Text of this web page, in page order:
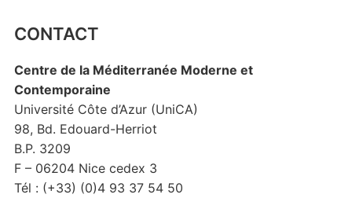
CONTACT
Centre de la Méditerranée Moderne et
Contemporaine
Université Côte d’Azur (UniCA)
98, Bd. Edouard-Herriot
B.P. 3209
F – 06204 Nice cedex 3
Tél : (+33) (0)4 93 37 54 50